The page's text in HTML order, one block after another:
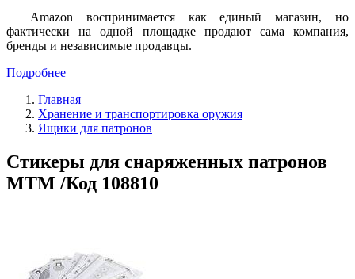
Amazon воспринимается как единый магазин, но
фактически на одной площадке продают сама компания,
бренды и независимые продавцы.
Подробнее
Главная
Хранение и транспортировка оружия
Ящики для патронов
Стикеры для снаряженных патронов
MTM /Код 108810